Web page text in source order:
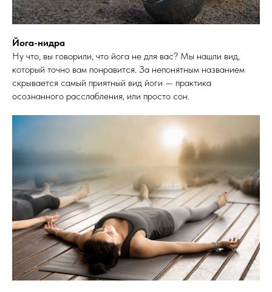
Йога-нидра
Ну что, вы говорили, что йога не для вас? Мы нашли вид,
который точно вам понравится. За непонятным названием
скрывается самый приятный вид йоги — практика
осознанного расслабления, или просто сон.